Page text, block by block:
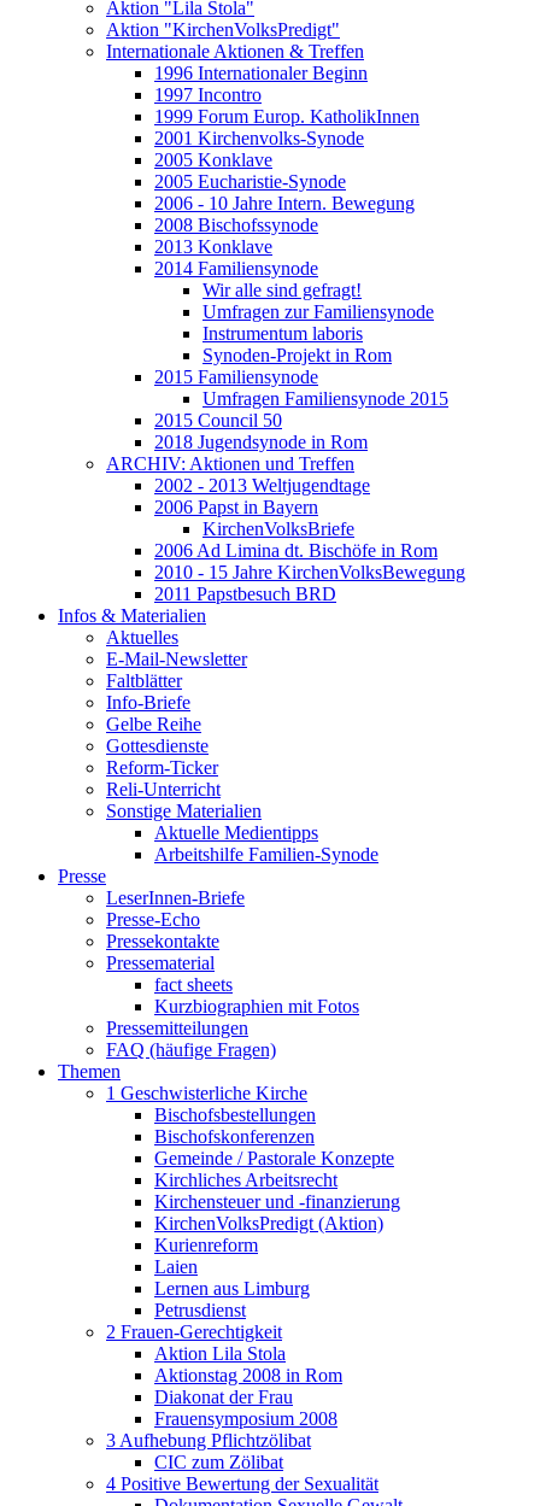
Aktion "Lila Stola"
Aktion "KirchenVolksPredigt"
Internationale Aktionen & Treffen
1996 Internationaler Beginn
1997 Incontro
1999 Forum Europ. KatholikInnen
2001 Kirchenvolks-Synode
2005 Konklave
2005 Eucharistie-Synode
2006 - 10 Jahre Intern. Bewegung
2008 Bischofssynode
2013 Konklave
2014 Familiensynode
Wir alle sind gefragt!
Umfragen zur Familiensynode
Instrumentum laboris
Synoden-Projekt in Rom
2015 Familiensynode
Umfragen Familiensynode 2015
2015 Council 50
2018 Jugendsynode in Rom
ARCHIV: Aktionen und Treffen
2002 - 2013 Weltjugendtage
2006 Papst in Bayern
KirchenVolksBriefe
2006 Ad Limina dt. Bischöfe in Rom
2010 - 15 Jahre KirchenVolksBewegung
2011 Papstbesuch BRD
Infos & Materialien
Aktuelles
E-Mail-Newsletter
Faltblätter
Info-Briefe
Gelbe Reihe
Gottesdienste
Reform-Ticker
Reli-Unterricht
Sonstige Materialien
Aktuelle Medientipps
Arbeitshilfe Familien-Synode
Presse
LeserInnen-Briefe
Presse-Echo
Pressekontakte
Pressematerial
fact sheets
Kurzbiographien mit Fotos
Pressemitteilungen
FAQ (häufige Fragen)
Themen
1 Geschwisterliche Kirche
Bischofsbestellungen
Bischofskonferenzen
Gemeinde / Pastorale Konzepte
Kirchliches Arbeitsrecht
Kirchensteuer und -finanzierung
KirchenVolksPredigt (Aktion)
Kurienreform
Laien
Lernen aus Limburg
Petrusdienst
2 Frauen-Gerechtigkeit
Aktion Lila Stola
Aktionstag 2008 in Rom
Diakonat der Frau
Frauensymposium 2008
3 Aufhebung Pflichtzölibat
CIC zum Zölibat
4 Positive Bewertung der Sexualität